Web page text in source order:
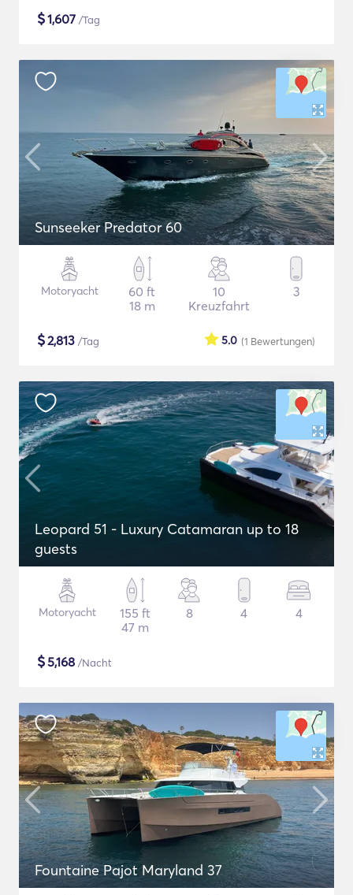
$1,607 /Tag
Sunseeker Predator 60
Motoryacht
60 ft
18 m
10
Kreuzfahrt
3
$2,813 /Tag (1 Bewertungen)
5.0
Leopard 51 - Luxury Catamaran up to 18
guests
Motoryacht
155 ft
47 m
8 4 4
$5,168 /Nacht
Fountaine Pajot Maryland 37